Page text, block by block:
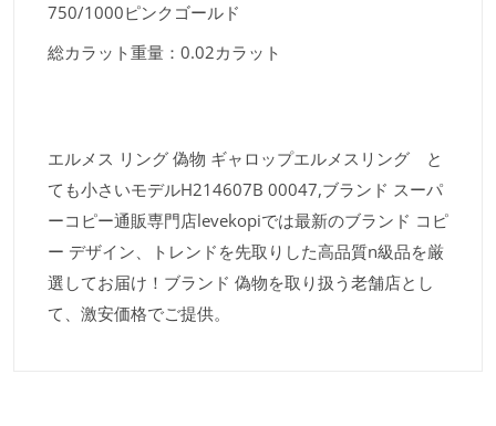
750/1000ピンクゴールド
総カラット重量：0.02カラット
エルメス リング 偽物 ギャロップエルメスリング と
ても小さいモデルH214607B 00047,ブランド スーパ
ーコピー通販専門店levekopiでは最新のブランド コピ
ー デザイン、トレンドを先取りした高品質n級品を厳
選してお届け！ブランド 偽物を取り扱う老舗店とし
て、激安価格でご提供。